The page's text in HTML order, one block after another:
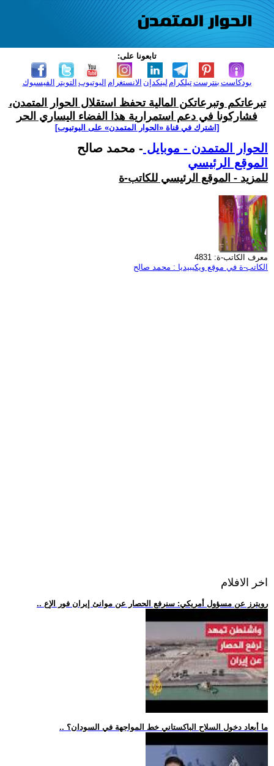
تابعونا على:
الفيسبوك التويتر اليوتيوب الانستغرام لينكدإن تيلكرامبنترست بودكاست
تبرعاتكم وتبرعاتكن المالية تحفظ استقلال الحوار المتمدن،
فشاركونا في دعم استمرارية هذا الفضاء اليساري الحر
[اشترك في قناة ‫«الحوار المتمدن» على اليوتيوب]
الحوار المتمدن - موبايل - محمد صالح
الموقع الرئيسي
للمزيد - الموقع الرئيسي للكاتب-ة
معرف الكاتب-ة: 4831
الكاتب-ة في موقع ويكيبيديا : محمد صالح
اخر الافلام
.. رويترز عن مسؤول أمريكي: سنرفع الحصار عن موانئ إيران فور الإع
.. ما أبعاد دخول السلاح الباكستاني خط المواجهة في السودان؟